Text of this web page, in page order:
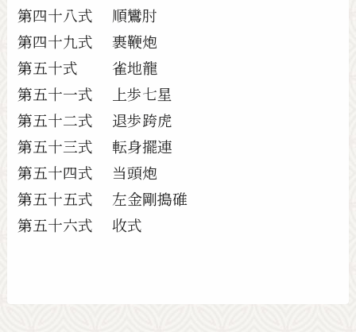
第四十八式 順鸞肘
第四十九式 裹鞭炮
第五十式 雀地龍
第五十一式 上歩七星
第五十二式 退歩跨虎
第五十三式 転身擺連
第五十四式 当頭炮
第五十五式 左金剛搗碓
第五十六式 收式